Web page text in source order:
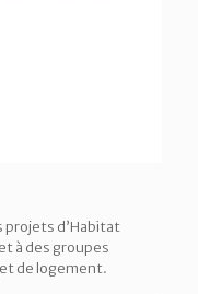
projets d’Habitat
à des groupes
de logement.